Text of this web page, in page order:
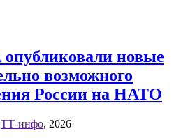
новые
возможного
России на НАТО
ТТ-инфо, 2026